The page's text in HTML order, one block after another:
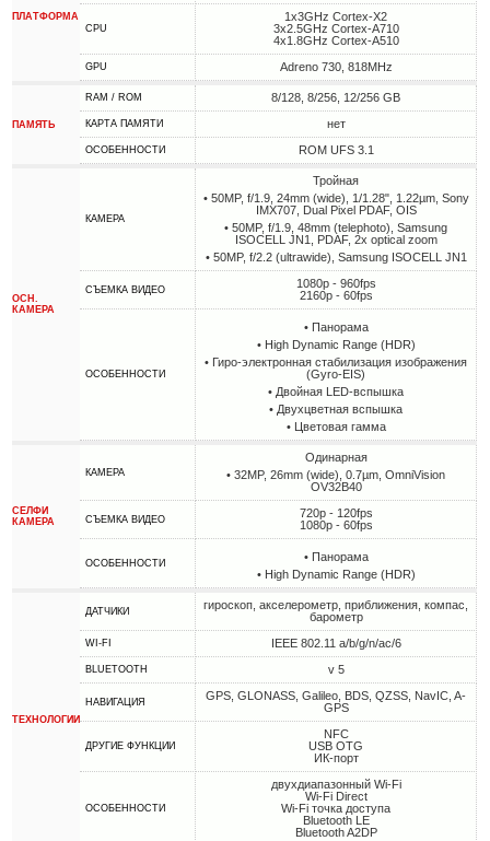
ПЛАТФОРМА
CPU
1x3GHz Cortex-X2
3x2.5GHz Cortex-A710
4x1.8GHz Cortex-A510
GPU Adreno 730, 818MHz
ПАМЯТЬ
RAM / ROM 8/128, 8/256, 12/256 GB
КАРТА ПАМЯТИ нет
ОСОБЕННОСТИ ROM UFS 3.1
ОСН.
КАМЕРА
КАМЕРА
Тройная
• 50MP, f/1.9, 24mm (wide), 1/1.28", 1.22µm, Sony
IMX707, Dual Pixel PDAF, OIS
• 50MP, f/1.9, 48mm (telephoto), Samsung
ISOCELL JN1, PDAF, 2x optical zoom
• 50MP, f/2.2 (ultrawide), Samsung ISOCELL JN1
СЪЕМКА ВИДЕО
1080p - 960fps
2160p - 60fps
ОСОБЕННОСТИ
• Панорама
• High Dynamic Range (HDR)
• Гиро-электронная стабилизация изображения
(Gyro-EIS)
• Двойная LED-вспышка
• Двухцветная вспышка
• Цветовая гамма
СЕЛФИ
КАМЕРА
КАМЕРА
Одинарная
• 32MP, 26mm (wide), 0.7µm, OmniVision
OV32B40
СЪЕМКА ВИДЕО
720p - 120fps
1080p - 60fps
ОСОБЕННОСТИ
• Панорама
• High Dynamic Range (HDR)
ТЕХНОЛОГИИ
ДАТЧИКИ
гироскоп, акселерометр, приближения, компас,
барометр
WI-FI IEEE 802.11 a/b/g/n/ac/6
BLUETOOTH v 5
НАВИГАЦИЯ
GPS, GLONASS, Galileo, BDS, QZSS, NavIC, A-
GPS
ДРУГИЕ ФУНКЦИИ
NFC
USB OTG
ИК-порт
ОСОБЕННОСТИ
двухдиапазонный Wi-Fi
Wi-Fi Direct
Wi-Fi точка доступа
Bluetooth LE
Bluetooth A2DP